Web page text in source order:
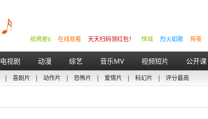
将夜
烈火如歌
悍城
天天扫码领红包！
在线观看
纸牌屋6
电视剧 动漫 综艺 音乐MV 视频短片 公开课
| 喜剧片 | 动作片 | 恐怖片 | 爱情片 | 科幻片 | 评分最高